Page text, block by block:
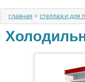
главная > стеллажи для